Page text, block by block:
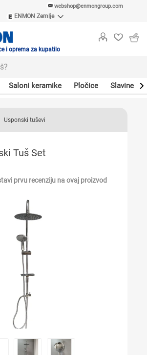
webshop@enmongroup.com
ENMON Zemlje
ENMON MKD
i oprema za kupatilo
Saloni keramike Pločice Slavine
Usponski tuševi
Tuš Set
prvu recenziju na ovaj proizvod